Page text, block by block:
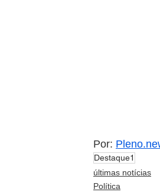
Por:
Destaque1
últimas notícias
Política